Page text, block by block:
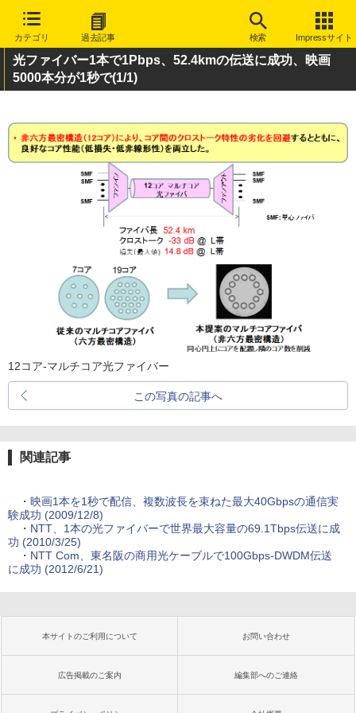
カテゴリ 過去記事 検索 Impressサイト
光ファイバー1本で1Pbps、52.4kmの伝送に成功、映画
5000本分が1秒で(1/1)
12コア-マルチコア光ファイバー
この写真の記事へ
関連記事
・ 映画1本を1秒で配信、複数波長を束ねた最大40Gbpsの通信実
験成功 (2009/12/8)
・ NTT、1本の光ファイバーで世界最大容量の69.1Tbps伝送に成
功 (2010/3/25)
・ NTT Com、東名阪の商用光ケーブルで100Gbps-DWDM伝送
に成功 (2012/6/21)
本サイトのご利用について お問い合わせ
広告掲載のご案内 編集部へのご連絡